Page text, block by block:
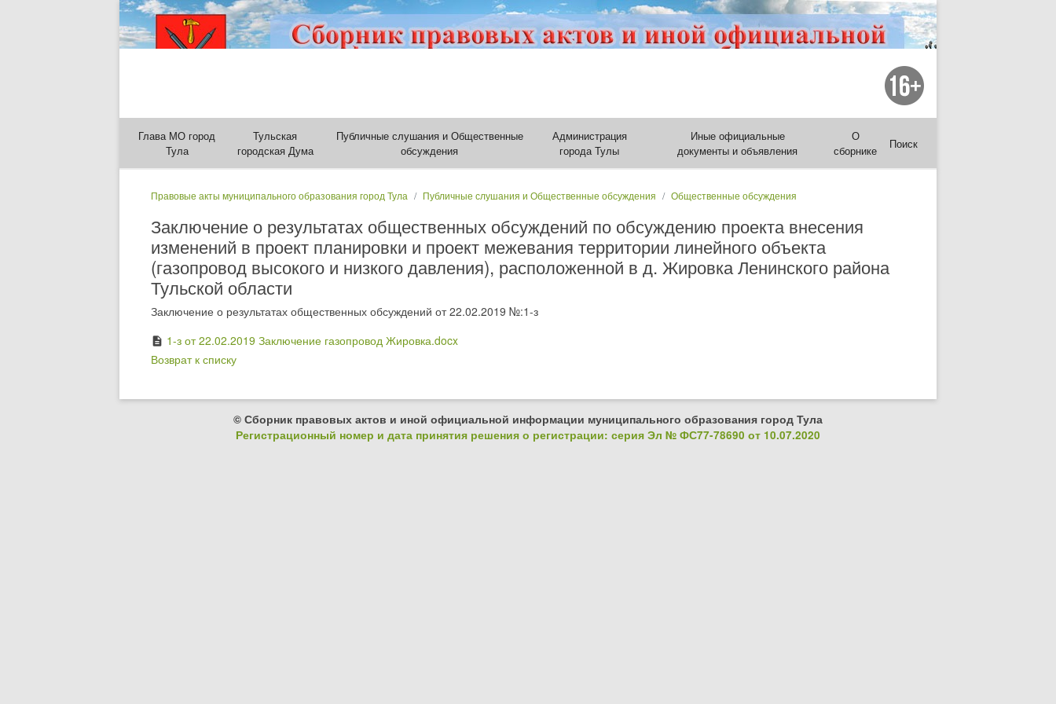
Глава МО город
Тула
Тульская
городская Дума
Публичные слушания и Общественные
обсуждения
Администрация
города Тулы
Иные официальные
документы и объявления
О
сборнике
Поиск
Правовые акты муниципального образования город Тула Публичные слушания и Общественные обсуждения Общественные обсуждения
Заключение о результатах общественных обсуждений по обсуждению проекта внесения
изменений в проект планировки и проект межевания территории линейного объекта
(газопровод высокого и низкого давления), расположенной в д. Жировка Ленинского района
Тульской области
Заключение о результатах общественных обсуждений от 22.02.2019 №:1-з
description 1-з от 22.02.2019 Заключение газопровод Жировка.docx
Возврат к списку
© Сборник правовых актов и иной официальной информации муниципального образования город Тула
Регистрационный номер и дата принятия решения о регистрации: серия Эл № ФС77-78690 от 10.07.2020